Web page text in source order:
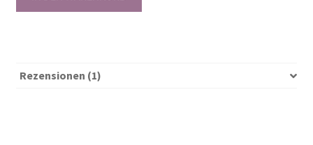
58/59
Rezensionen (1)